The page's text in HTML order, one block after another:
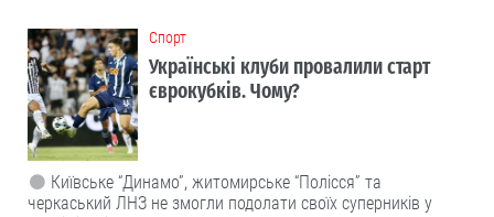
Cпорт
Українські клуби провалили старт
єврокубків. Чому?
Київське “Динамо”, житомирське “Полісся” та
черкаський ЛНЗ не змогли подолати своїх суперників у